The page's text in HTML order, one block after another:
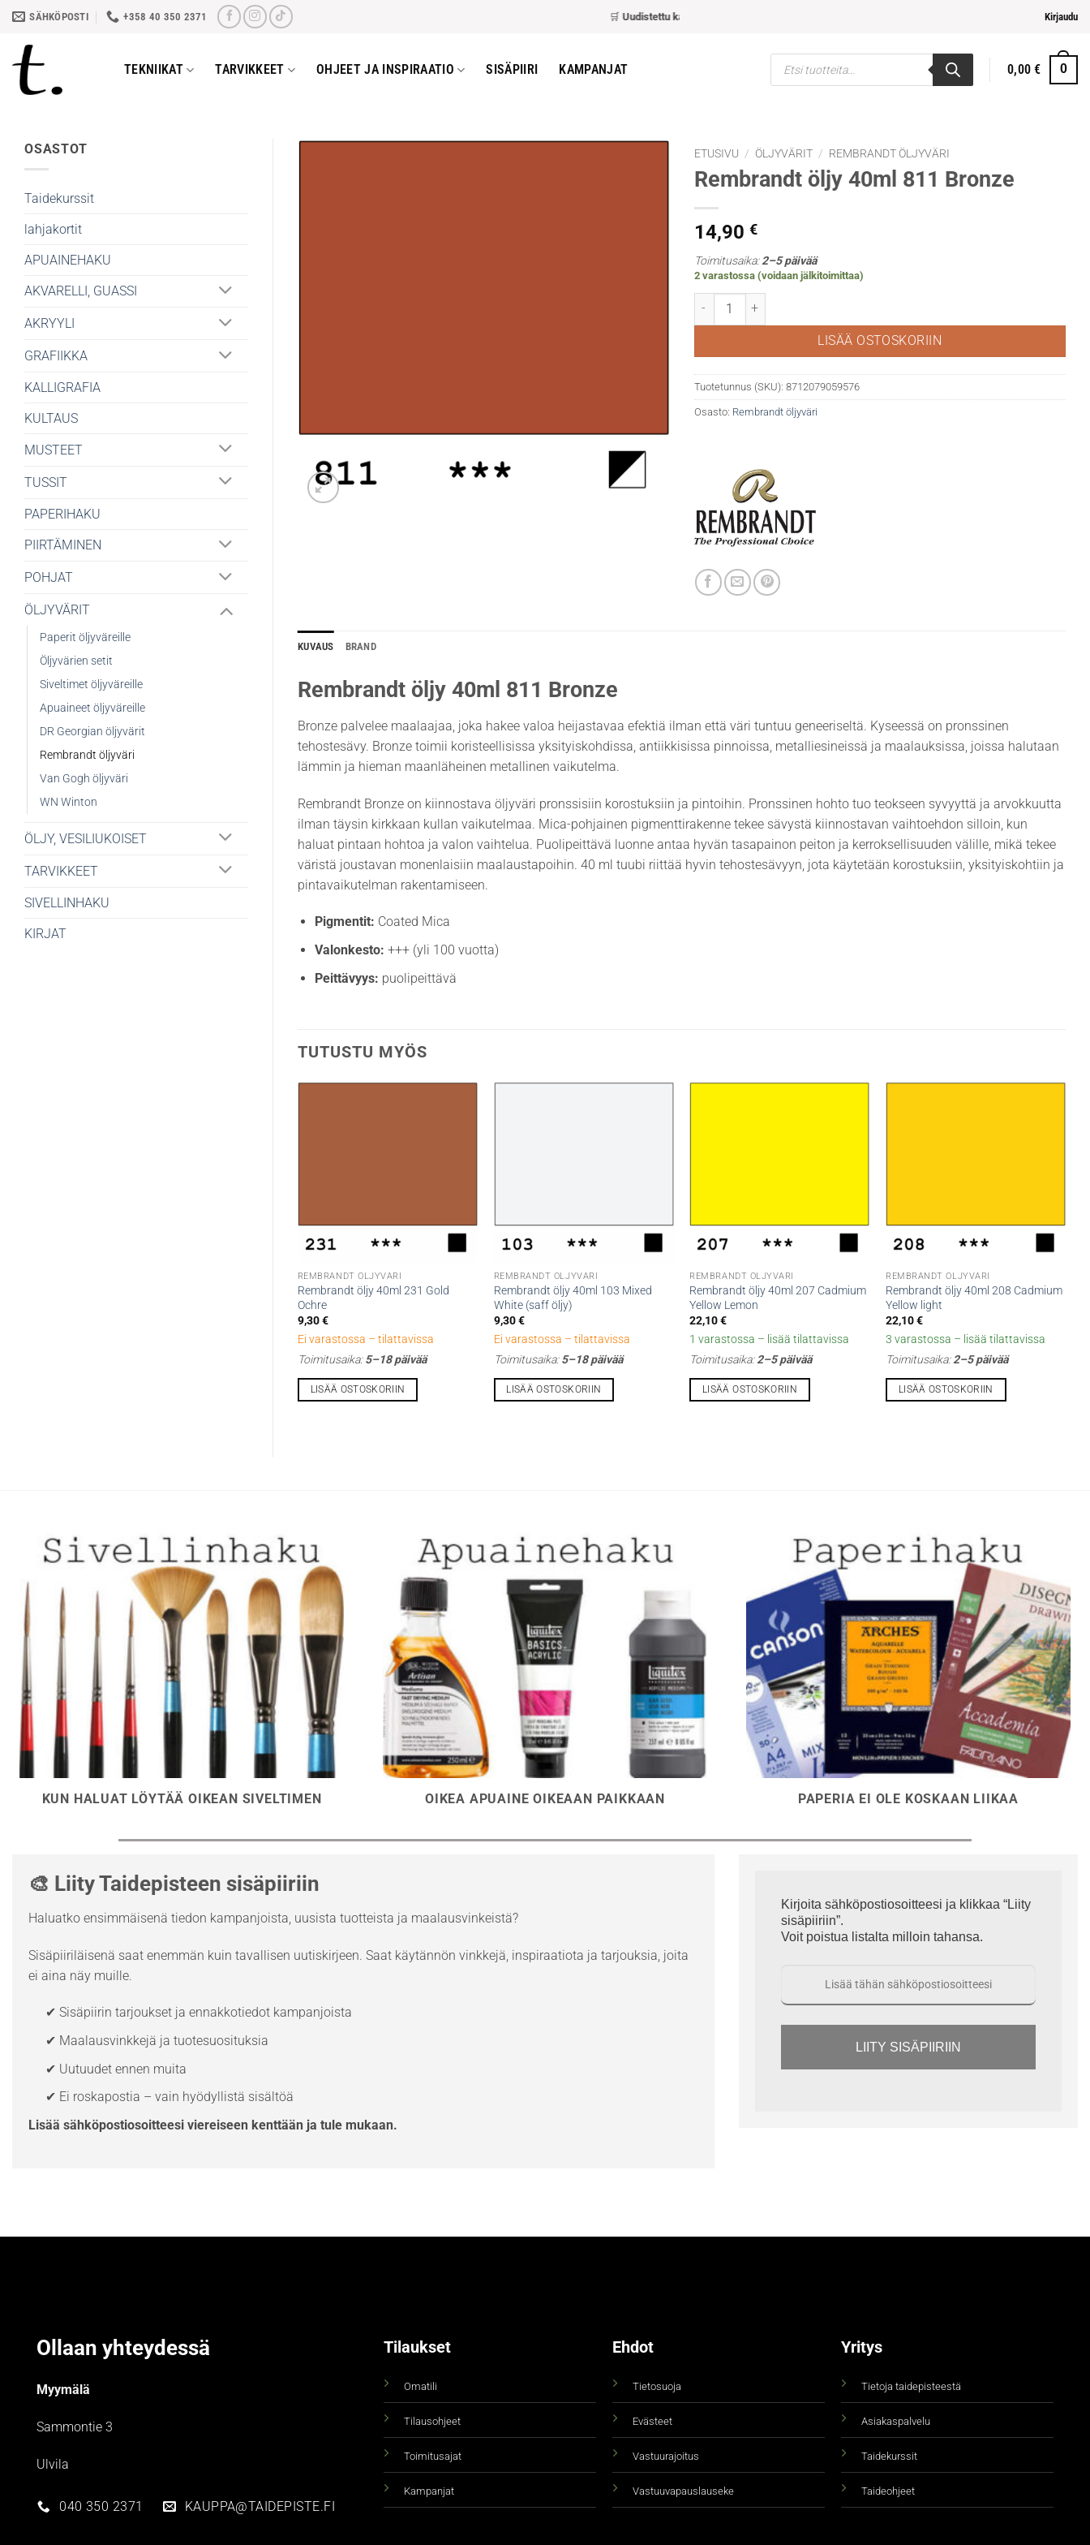
Skip
content
SÄHKÖPOSTI +358 40 350 2371 Uudistettu kassa Kirjaudu
TEKNIIKAT TARVIKKEET OHJEET JA INSPIRAATIO SISÄPIIRI KAMPANJAT
Products
search
0,00€ 0
OSASTOT
Taidekurssit
lahjakortit
APUAINEHAKU
AKVARELLI, GUASSI
AKRYYLI
GRAFIIKKA
KALLIGRAFIA
KULTAUS
MUSTEET
TUSSIT
PAPERIHAKU
PIIRTÄMINEN
POHJAT
ÖLJYVÄRIT
Paperit öljyväreille
Öljyvärien setit
Siveltimet öljyväreille
Apuaineet öljyväreille
DR Georgian öljyvärit
Rembrandt öljyväri
Van Gogh öljyväri
WN Winton
ÖLJY, VESILIUKOISET
TARVIKKEET
SIVELLINHAKU
KIRJAT
ETUSIVU / ÖLJYVÄRIT / REMBRANDT ÖLJYVÄRI
Rembrandt öljy 40ml 811 Bronze
14,90 €
Toimitusaika:2–5 päivää
2 varastossa (voidaan jälkitoimittaa)
Rembrandt öljy 40ml 811 Bronze määrä
LISÄÄ OSTOSKORIIN
Tuotetunnus (SKU): 8712079059576
Osasto: Rembrandt öljyväri
KUVAUS BRAND
Rembrandt öljy 40ml 811 Bronze
Bronze palvelee maalaajaa, joka hakee valoa heijastavaa efektiä ilman että väri tuntuu geneeriseltä. Kyseessä on pronssinen
tehostesävy. Bronze toimii koristeellisissa yksityiskohdissa, antiikkisissa pinnoissa, metalliesineissä ja maalauksissa, joissa halutaan
lämmin ja hieman maanläheinen metallinen vaikutelma.
Rembrandt Bronze on kiinnostava öljyväri pronssisiin korostuksiin ja pintoihin. Pronssinen hohto tuo teokseen syvyyttä ja arvokkuutta
ilman täysin kirkkaan kullan vaikutelmaa. Mica-pohjainen pigmenttirakenne tekee sävystä kiinnostavan vaihtoehdon silloin, kun
haluat pintaan hohtoa ja valon vaihtelua. Puolipeittävä luonne antaa hyvän tasapainon peiton ja kerroksellisuuden välille, mikä tekee
väristä joustavan monenlaisiin maalaustapoihin. 40 ml tuubi riittää hyvin tehostesävyyn, jota käytetään korostuksiin, yksityiskohtiin ja
pintavaikutelman rakentamiseen.
Pigmentit: Coated Mica
Valonkesto: +++ (yli 100 vuotta)
Peittävyys: puolipeittävä
TUTUSTU MYÖS
REMBRANDT ÖLJYVÄRI
Rembrandt öljy 40ml 231 Gold
Ochre
9,30€
Ei varastossa – tilattavissa
Toimitusaika:5–18 päivää
LISÄÄ OSTOSKORIIN
REMBRANDT ÖLJYVÄRI
Rembrandt öljy 40ml 103 Mixed
White (saff öljy)
9,30€
Ei varastossa – tilattavissa
Toimitusaika:5–18 päivää
LISÄÄ OSTOSKORIIN
REMBRANDT ÖLJYVÄRI
Rembrandt öljy 40ml 207 Cadmium
Yellow Lemon
22,10€
1 varastossa – lisää tilattavissa
Toimitusaika:2–5 päivää
LISÄÄ OSTOSKORIIN
REMBRANDT ÖLJYVÄRI
Rembrandt öljy 40ml 208 Cadmium
Yellow light
22,10€
3 varastossa – lisää tilattavissa
Toimitusaika:2–5 päivää
LISÄÄ OSTOSKORIIN
KUN HALUAT LÖYTÄÄ OIKEAN SIVELTIMEN OIKEA APUAINE OIKEAAN PAIKKAAN PAPERIA EI OLE KOSKAAN LIIKAA
🎨 Liity Taidepisteen sisäpiiriin
Haluatko ensimmäisenä tiedon kampanjoista, uusista tuotteista ja maalausvinkeistä?
Sisäpiiriläisenä saat enemmän kuin tavallisen uutiskirjeen. Saat käytännön vinkkejä, inspiraatiota ja tarjouksia, joita
ei aina näy muille.
✔ Sisäpiirin tarjoukset ja ennakkotiedot kampanjoista
✔ Maalausvinkkejä ja tuotesuosituksia
✔ Uutuudet ennen muita
✔ Ei roskapostia – vain hyödyllistä sisältöä
Lisää sähköpostiosoitteesi viereiseen kenttään ja tule mukaan.
Kirjoita sähköpostiosoitteesi ja klikkaa “Liity
sisäpiiriin”.
Voit poistua listalta milloin tahansa.
LIITY SISÄPIIRIIN
Ollaan yhteydessä
Myymälä
Sammontie 3
Ulvila
040 350 2371 KAUPPA@TAIDEPISTE.FI
Tilaukset
Omatili
Tilausohjeet
Toimitusajat
Kampanjat
Ehdot
Tietosuoja
Evästeet
Vastuurajoitus
Vastuuvapauslauseke
Yritys
Tietoja taidepisteestä
Asiakaspalvelu
Taidekurssit
Taideohjeet